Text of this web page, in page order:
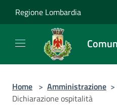
Regione Lombardia
Home > Amministrazione >
Dichiarazione ospitalità